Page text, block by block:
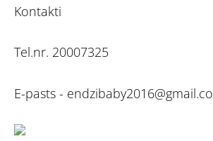
Kontakti
Tel.nr. 20007325
E-pasts -